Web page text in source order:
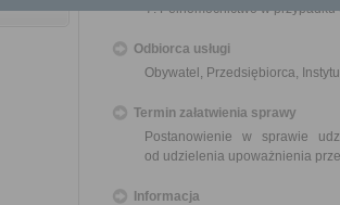
Pełnomocnictwo w
Odbiorca usługi
Obywatel, Przedsiębiorca,
Termin załatwienia sprawy
Postanowienie w sprawie
od udzielenia upoważnienia
Informacja